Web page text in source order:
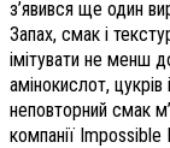
з’явився ще один
Запах, смак і
імітувати не менш
амінокислот,
неповторний смак
компанії Impossible